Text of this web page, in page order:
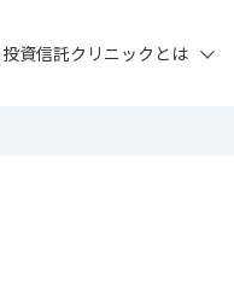
投資信託クリニックとは